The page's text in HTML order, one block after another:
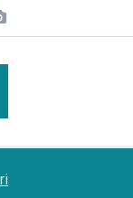
xist: 1 mirî, 2